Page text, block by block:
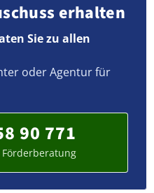
erhalten
Sie zu allen
oder Agentur für
90 771
Förderberatung